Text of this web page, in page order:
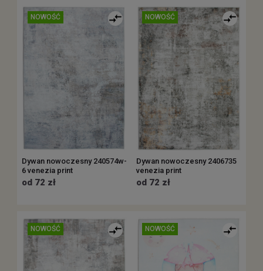
NOWOŚĆ
Dywan nowoczesny 240574w-
6 venezia print
od 72 zł
NOWOŚĆ
Dywan nowoczesny 2406735
venezia print
od 72 zł
NOWOŚĆ NOWOŚĆ